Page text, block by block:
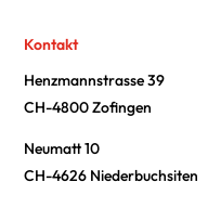
Kontakt
Henzmannstrasse 39
CH-4800 Zofingen
Neumatt 10
CH-4626 Niederbuchsiten